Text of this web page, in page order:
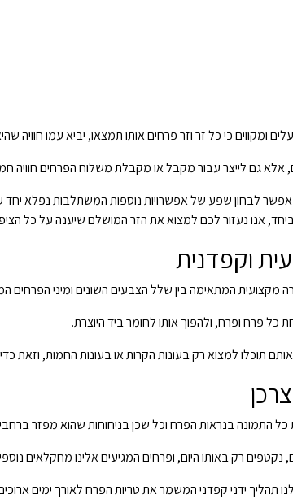
ומקווים כי כל זר וזר פרחים אותו תמצאו, יביא עמו חוויה
גם לייצר עבור מקבל או מקבלת משלוח הפרחים חוויה
לבחון שפע של אפשרויות נוספות המשתלבות נפלא יחד
אנו נעזור לכם למצוא את הזר המושלם שיענה על כל
וקפדנית
המתאימה בין שלל הצבעים השונים ומיני הפרחים
כל פרח ופרח, ולהפוך אותו לחומר ביד היוצרת.
תוכלו למצוא רק בעונות הקרות או בעונות החמות, וזאת
התמונה בנראות הפרח וכל שכן בניחוחות שהוא מפזר
רק באותו היום, ופרחים המגיעים אלינו מחקלאים
תהליך ידני קפדני המשמר את טריות הפרח לאורך ימים